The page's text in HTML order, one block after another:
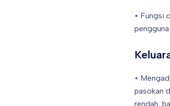
• Fungsi
•
pasokan
rendah,